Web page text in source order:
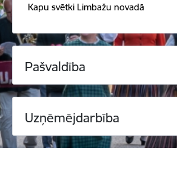
Kapu svētki Limbažu novadā
Pašvaldība
Uzņēmējdarbība